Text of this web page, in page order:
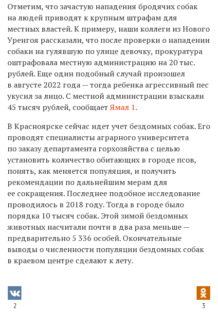
Отметим, что зачастую нападения бродячих собак
на людей приводят к крупным штрафам для
местных властей. К примеру, наши коллеги из Нового
Уренгоя рассказали, что после проверки о нападении
собаки на гулявшую по улице девочку, прокуратура
оштрафовала местную администрацию на 20 тыс.
рублей. Еще один подобный случай произошел
в августе 2022 года — тогда ребенка агрессивный пес
укусил за лицо. С местной администрации взыскали
45 тысяч рублей, сообщаетЯмал 1.
В Красноярске сейчас идет учет бездомных собак. Его
проводят специалисты аграрного университета
по заказу департамента горхозяйства с целью
установить количество обитающих в городе псов,
понять, как меняется популяция, и получить
рекомендации по дальнейшим мерам для
ее сокращения.Последнее подобное исследование
проводилось в 2018 году. Тогда в городе было
порядка 10 тысяч собак. Этой зимой бездомных
животных насчитали почти в два раза меньше —
предварительно 5 336 особей. Окончательные
выводы о численности популяции бездомных собак
в краевом центре сделают к лету.
2 3